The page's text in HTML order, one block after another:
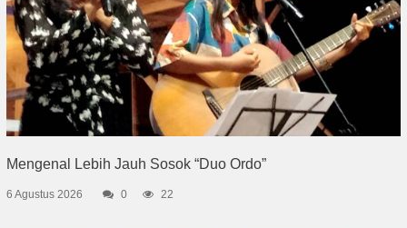
Mengenal Lebih Jauh Sosok “Duo Ordo”
6 Agustus 2026 0 22